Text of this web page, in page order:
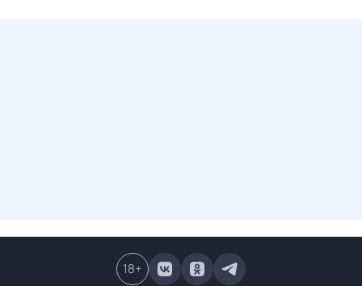
18+